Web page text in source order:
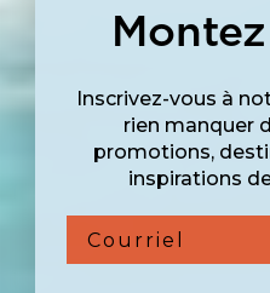
Inscrivez-vous à
rien manquer
promotions,
inspirations
Courriel